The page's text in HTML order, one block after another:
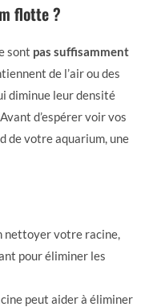
flotte ?
sont pas suffisamment
de l’air ou des
diminue leur densité
d’espérer voir vos
de votre aquarium, une
nettoyer votre racine,
pour éliminer les
peut aider à éliminer